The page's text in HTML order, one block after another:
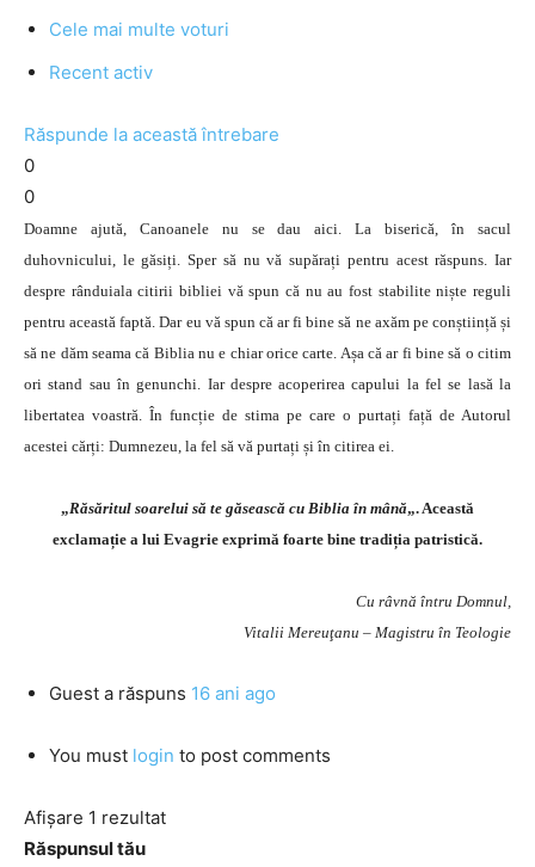
Cele mai multe voturi
Recent activ
Răspunde la această întrebare
0
0
Doamne ajută, Canoanele nu se dau aici. La biserică, în sacul
duhovnicului, le găsiți. Sper să nu vă supărați pentru acest răspuns. Iar
despre rânduiala citirii bibliei vă spun că nu au fost stabilite niște reguli
pentru această faptă. Dar eu vă spun că ar fi bine să ne axăm pe conștiință și
să ne dăm seama că Biblia nu e chiar orice carte. Așa că ar fi bine să o citim
ori stand sau în genunchi. Iar despre acoperirea capului la fel se lasă la
libertatea voastră. În funcție de stima pe care o purtați față de Autorul
acestei cărți: Dumnezeu, la fel să vă purtați și în citirea ei.
„Răsăritul soarelui să te găsească cu Biblia în mână„. Această
exclamație a lui Evagrie exprimă foarte bine tradiția patristică.
Cu râvnă întru Domnul,
Vitalii Mereuţanu – Magistru în Teologie
Guest a răspuns 16 ani ago
You must login to post comments
Afișare 1 rezultat
Răspunsul tău